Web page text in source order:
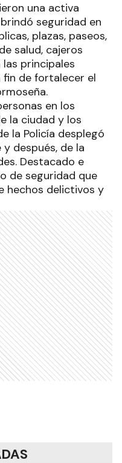
una activa
seguridad en
plazas, paseos,
salud, cajeros
principales
fin de fortalecer el
en los
la ciudad y los
la Policía desplegó
después, de la
Destacado e
de seguridad que
hechos delictivos y